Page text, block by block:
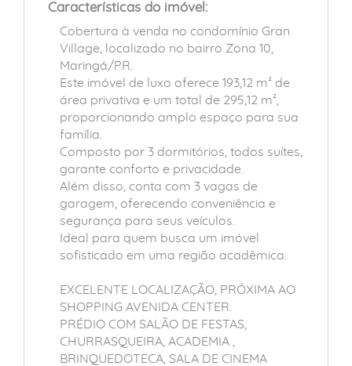
Características do imóvel:
Cobertura à venda no condomínio Gran
Village, localizado no bairro Zona 10,
Maringá/PR.
Este imóvel de luxo oferece 193,12 m² de
área privativa e um total de 295,12 m²,
proporcionando amplo espaço para sua
família.
Composto por 3 dormitórios, todos suítes,
garante conforto e privacidade.
Além disso, conta com 3 vagas de
garagem, oferecendo conveniência e
segurança para seus veículos.
Ideal para quem busca um imóvel
sofisticado em uma região acadêmica.
EXCELENTE LOCALIZAÇÃO, PRÓXIMA AO
SHOPPING AVENIDA CENTER.
PRÉDIO COM SALÃO DE FESTAS,
CHURRASQUEIRA, ACADEMIA ,
BRINQUEDOTECA, SALA DE CINEMA